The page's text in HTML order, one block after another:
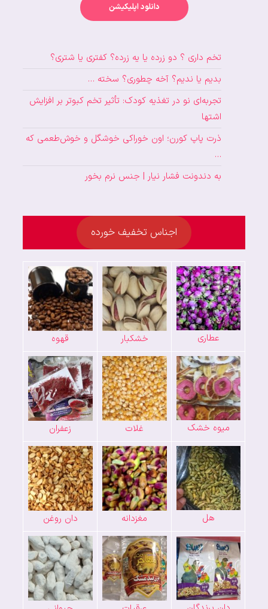
دانلود اپلیکیشن
تخم داری ؟ دو زرده یا یه زرده؟ کفتری یا شتری؟
بدیم یا ندیم؟ آخه چطوری؟ سخته …
تجربه‌ای نو در تغذیه کودک: تأثیر تخم کبوتر بر افزایش
اشتها
ذرت پاپ کورن؛ اون خوراکی خوشگل و خوش‌طعمی که
…
به دندونت فشار نیار | جنس نرم بخور
اجناس تخفیف خورده
عطاری خشکبار قهوه
میوه خشک غلات زعفران
هل مغزدانه دان روغن